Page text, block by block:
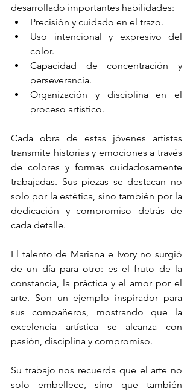
desarrollado importantes habilidades:
Precisión y cuidado en el trazo.
Uso intencional y expresivo del
color.
Capacidad de concentración y
perseverancia.
Organización y disciplina en el
proceso artístico.
Cada obra de estas jóvenes artistas
transmite historias y emociones a través
de colores y formas cuidadosamente
trabajadas. Sus piezas se destacan no
solo por la estética, sino también por la
dedicación y compromiso detrás de
cada detalle.
El talento de Mariana e Ivory no surgió
de un día para otro: es el fruto de la
constancia, la práctica y el amor por el
arte. Son un ejemplo inspirador para
sus compañeros, mostrando que la
excelencia artística se alcanza con
pasión, disciplina y compromiso.
Su trabajo nos recuerda que el arte no
solo embellece, sino que también